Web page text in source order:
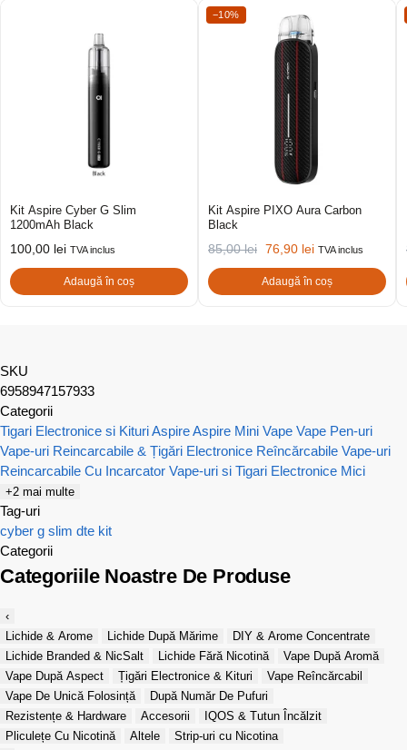
Kit Aspire Cyber G Slim
1200mAh Black
100,00 lei TVA inclus
Adaugă în coș
−10%
Kit Aspire PIXO Aura Carbon
Black
85,00lei 76,90 lei TVA inclus
Adaugă în coș
SKU
6958947157933
Categorii
Tigari Electronice si Kituri AspireAspire Mini Vape Vape Pen-uri
Vape-uri Reincarcabile & Țigări Electronice Reîncărcabile Vape-uri
Reincarcabile Cu Incarcator Vape-uri si Tigari Electronice Mici
+2 mai multe
Tag-uri
cyber g slim dte kit
Categorii
Categoriile Noastre De Produse
‹
Lichide & Arome
Lichide După Mărime
DIY & Arome Concentrate
Lichide Branded & NicSalt
Lichide Fără Nicotină
Vape După Aromă
Vape După Aspect
Țigări Electronice & Kituri
Vape Reîncărcabil
Vape De Unică Folosință
După Număr De Pufuri
Rezistențe & Hardware
Accesorii
IQOS & Tutun Încălzit
Pliculețe Cu Nicotină
Altele
Strip-uri cu Nicotina